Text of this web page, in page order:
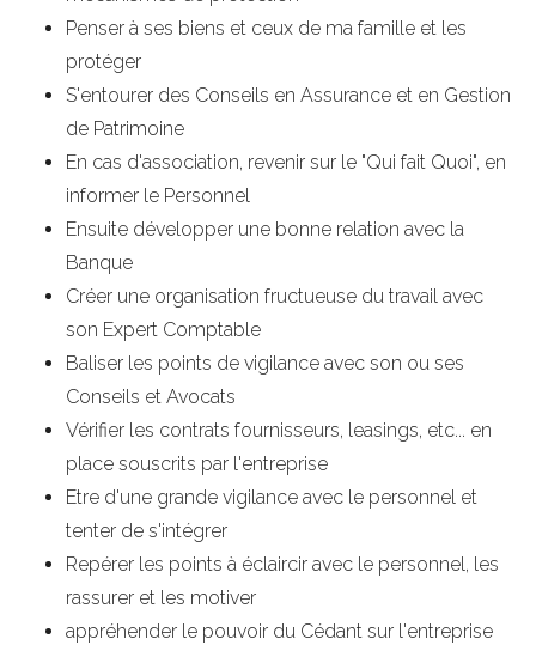
Penser à ses biens et ceux de ma famille et les
protéger
S'entourer des Conseils en Assurance et en Gestion
de Patrimoine
En cas d'association, revenir sur le "Qui fait Quoi", en
informer le Personnel
Ensuite développer une bonne relation avec la
Banque
Créer une organisation fructueuse du travail avec
son Expert Comptable
Baliser les points de vigilance avec son ou ses
Conseils et Avocats
Vérifier les contrats fournisseurs, leasings, etc... en
place souscrits par l'entreprise
Etre d'une grande vigilance avec le personnel et
tenter de s'intégrer
Repérer les points à éclaircir avec le personnel, les
rassurer et les motiver
appréhender le pouvoir du Cédant sur l'entreprise